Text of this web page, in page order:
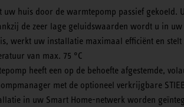
huis door de warmtepomp passief gekoeld.
de zeer lage geluidswaarden wordt u in
werkt uw installatie maximaal efficiënt en
van max. 75 °C
heeft een op de behoefte afgestemde,
met de optioneel verkrijgbare
in uw Smart Home-netwerk worden